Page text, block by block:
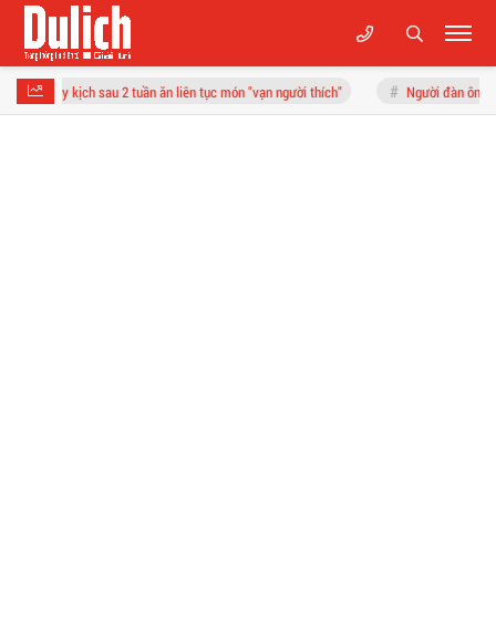
2 tuần ăn liên tục món "vạn người thích" Người đàn ông và màn thử thách